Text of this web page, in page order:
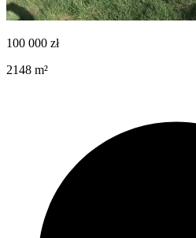
100 000 zł
2148 m²